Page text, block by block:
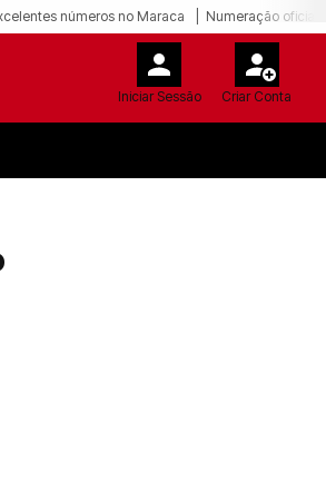
números no Maraca Numeração oficial
Iniciar Sessão Criar Conta